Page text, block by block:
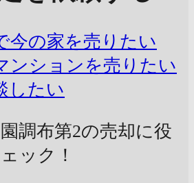
今の家を売りたい
ンションを売りたい
したい
調布第2の売却に役
ック！